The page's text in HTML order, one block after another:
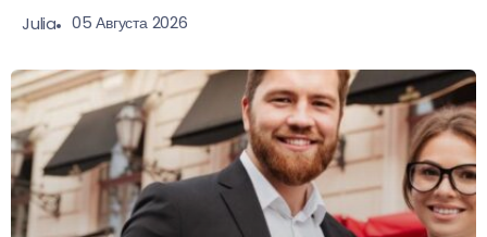
Julia 05 Августа 2026